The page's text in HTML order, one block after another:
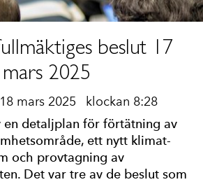
beslut 17
mars 2025
mars 2025 klockan 8:28
en detaljplan för förtätning av
ett nytt klimat-
och provtagning av
Det var tre av de beslut som